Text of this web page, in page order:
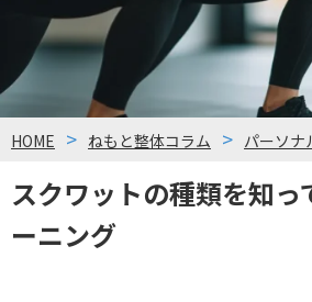
スクワットの種類を知っ
ーニング
HOME ねもと整体コラム パーソナ